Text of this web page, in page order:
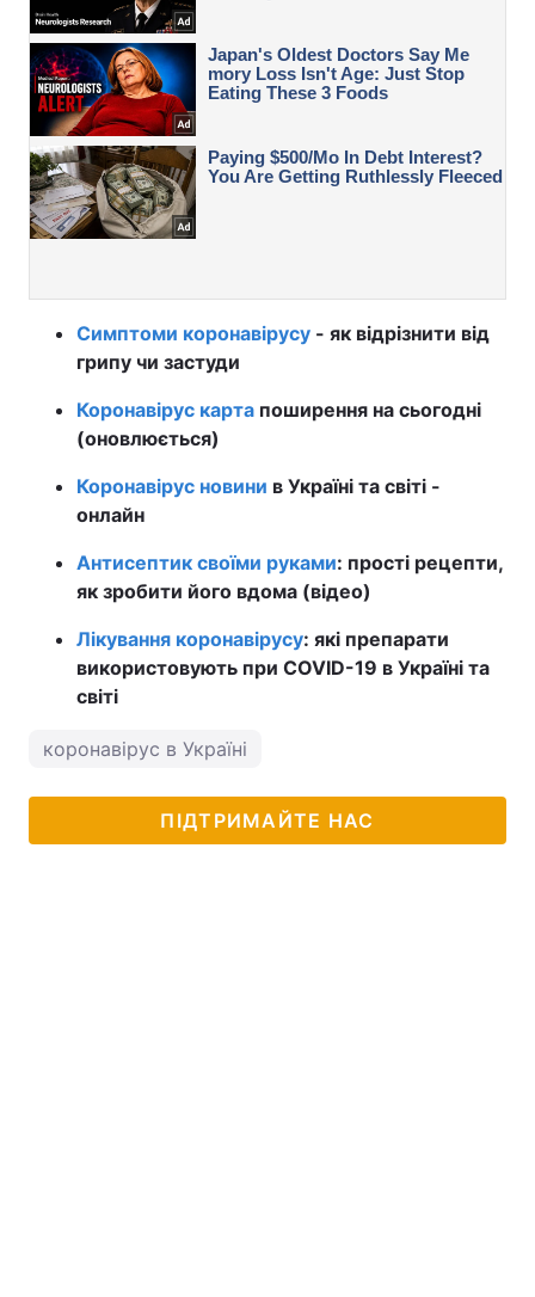
Симптоми коронавірусу - як відрізнити від
грипу чи застуди
Коронавірус карта поширення на сьогодні
(оновлюється)
Коронавірус новини в Україні та світі -
онлайн
Антисептик своїми руками: прості рецепти,
як зробити його вдома (відео)
Лікування коронавірусу: які препарати
використовують при COVID-19 в Україні та
світі
коронавірус в Україні
ПІДТРИМАЙТЕ НАС